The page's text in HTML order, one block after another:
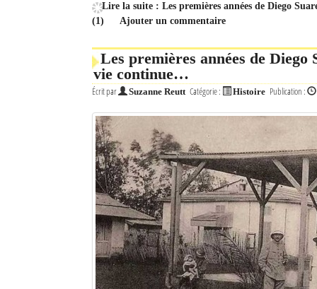
Identifiant oublié ?
Lire la suite : Les premières années de Diego
(1)
Ajouter un commentaire
Les premières années de
vie continue…
Écrit par Suzanne Reutt Catégorie : Histoire Publication :